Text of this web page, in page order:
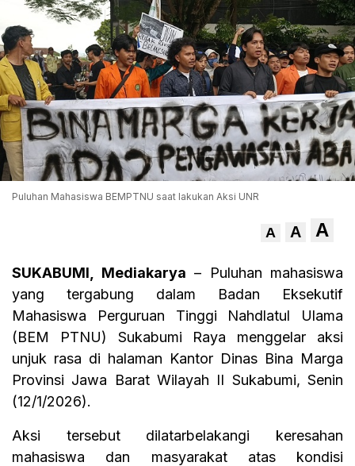
Puluhan Mahasiswa BEMPTNU saat lakukan Aksi UNR
A A A
SUKABUMI, Mediakarya – Puluhan mahasiswa
yang tergabung dalam Badan Eksekutif
Mahasiswa Perguruan Tinggi Nahdlatul Ulama
(BEM PTNU) Sukabumi Raya menggelar aksi
unjuk rasa di halaman Kantor Dinas Bina Marga
Provinsi Jawa Barat Wilayah II Sukabumi, Senin
(12/1/2026).
Aksi tersebut dilatarbelakangi keresahan
mahasiswa dan masyarakat atas kondisi